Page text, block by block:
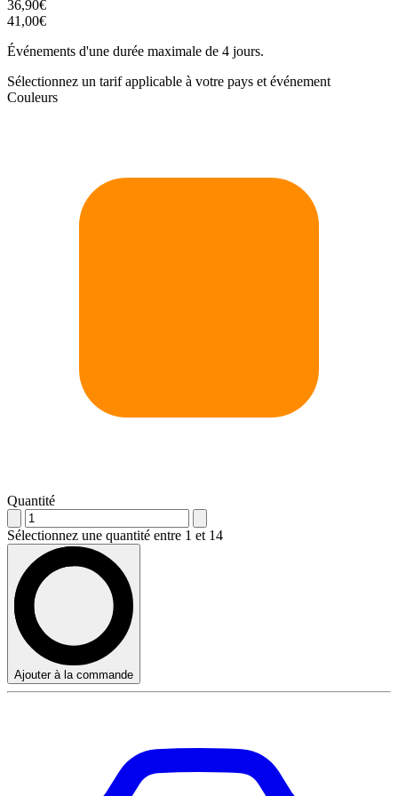
36,90€
41,00€
Événements d'une durée maximale de 4 jours.
Sélectionnez un tarif applicable à votre pays et événement
Couleurs
Quantité
Sélectionnez une quantité entre 1 et 14
Ajouter à la commande